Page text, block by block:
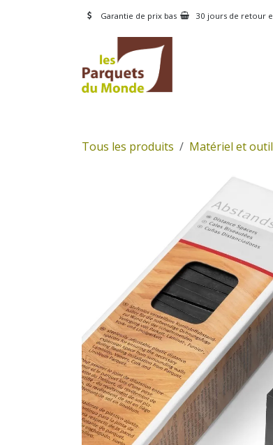
Se rendre au contenu
Garantie de prix bas 30 jours de retour
Tous les produits Matériel et